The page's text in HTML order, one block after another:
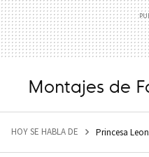
Montajes de
HOY SE HABLA DE Princesa